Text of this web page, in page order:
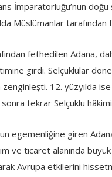
İmparatorluğu’nun doğu
Müslümanlar tarafından
fethedilen Adana,
girdi. Selçuklular
12. yüzyılda ise
tekrar Selçuklu
egemenliğine giren
ve ticaret alanında
Avrupa etkilerini